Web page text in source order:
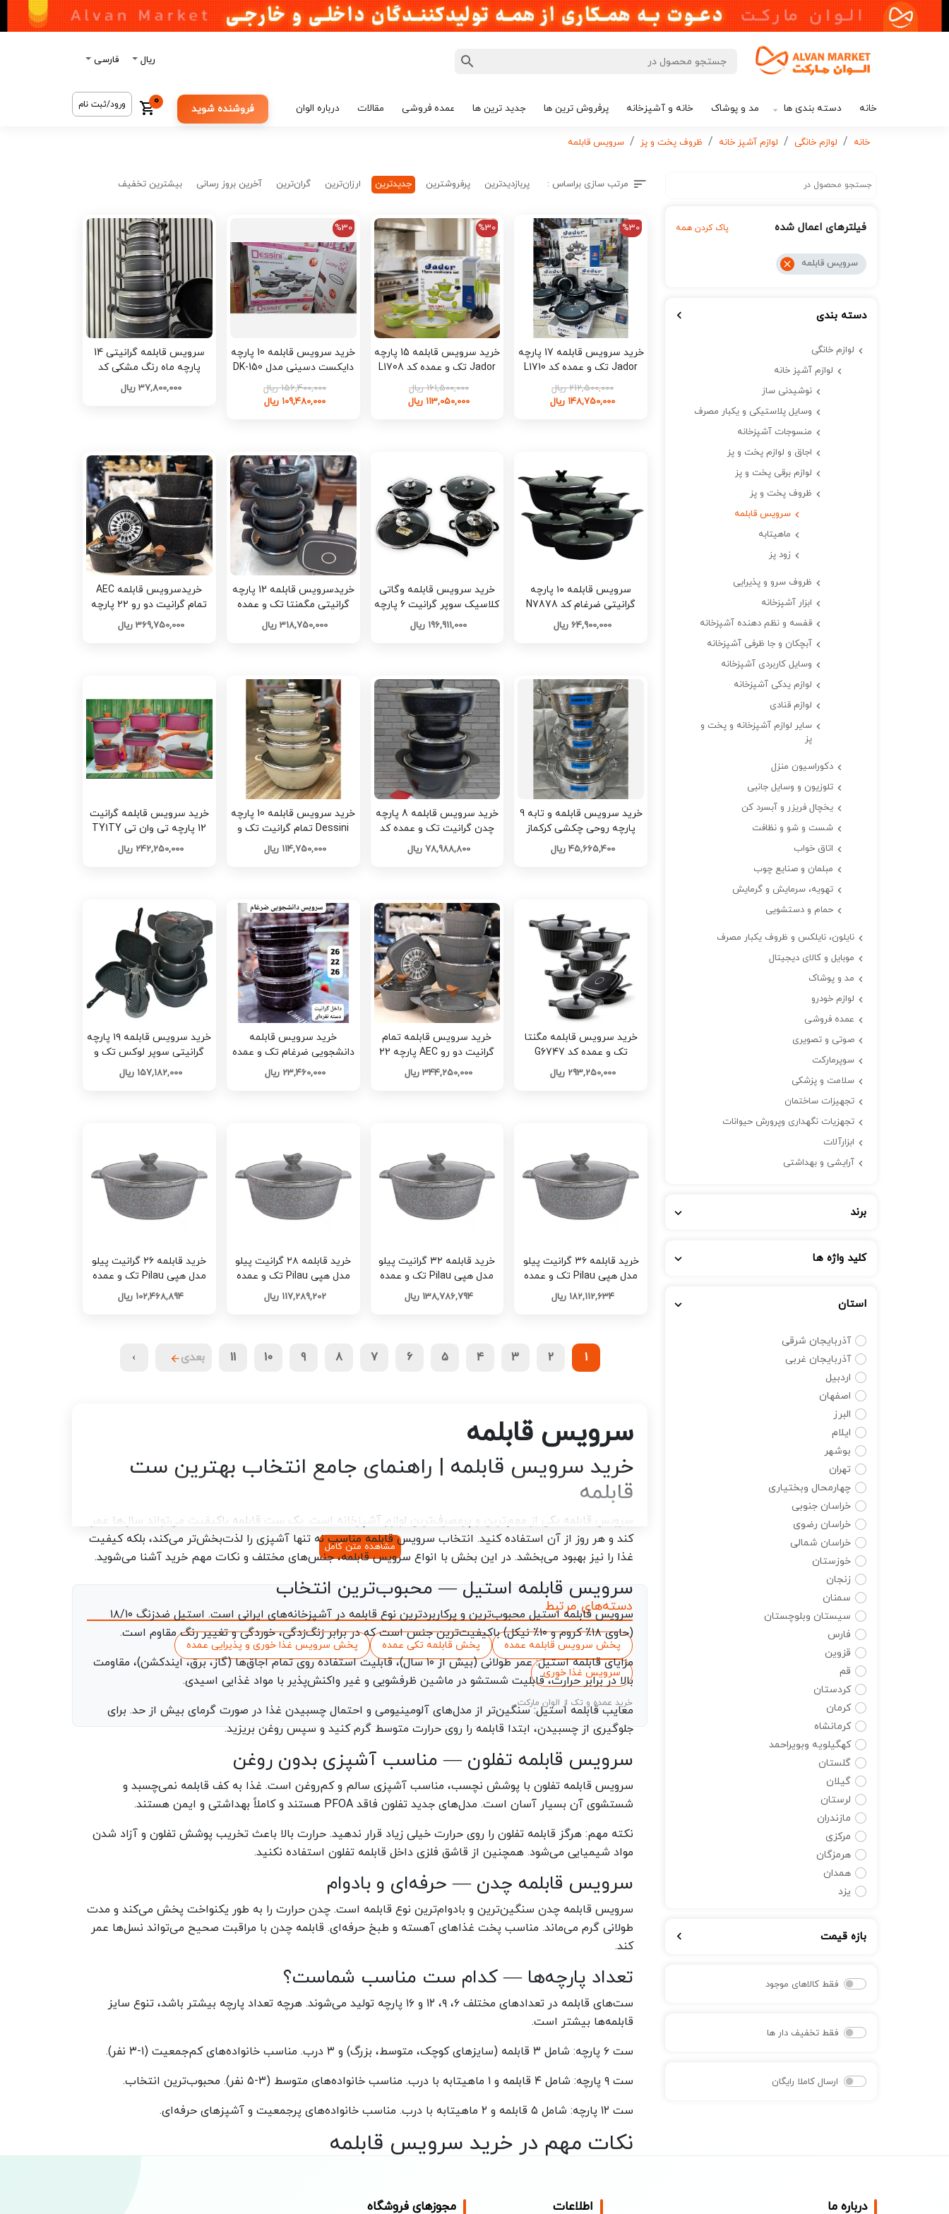
ریال فارسی
خانه دسته بندی ها مد و پوشاک خانه و آشپزخانه پرفروش ترین ها جدید ترین ها عمده فروشی مقالات درباره الوان فروشنده شوید
0 ورود/ثبت نام
خانه لوازم خانگی لوازم آشپز خانه ظروف پخت و پز سرویس قابلمه
فیلترهای اعمال شده پاک کردن همه
سرویس قابلمه
دسته بندی
لوازم خانگی
لوازم آشپز خانه
نوشیدنی ساز
وسایل پلاستیکی و یکبار مصرف
منسوجات آشپزخانه
اجاق و لوازم پخت و پز
لوازم برقی پخت و پز
ظروف پخت و پز
سرویس قابلمه
ماهیتابه
زود پز
ظروف سرو و پذیرایی
ابزار آشپزخانه
قفسه و نظم دهنده آشپزخانه
آبچکان و جا ظرفی آشپزخانه
وسایل کاربردی آشپزخانه
لوازم یدکی آشپزخانه
لوازم قنادی
سایر لوازم آشپزخانه و پخت و
پز
دکوراسیون منزل
تلوزیون و وسایل جانبی
یخچال فریزر و آبسرد کن
شست و شو و نظافت
اتاق خواب
مبلمان و صنایع چوب
تهویه، سرمایش و گرمایش
حمام و دستشویی
نایلون، نایلکس و ظروف یکبار مصرف
موبایل و کالای دیجیتال
مد و پوشاک
لوازم خودرو
عمده فروشی
صوتی و تصویری
سوپرمارکت
سلامت و پزشکی
تجهیزات ساختمان
تجهزیات نگهداری وپرورش حیوانات
ابزارآلات
آرایشی و بهداشتی
برند
کلید واژه ها
استان
آذربایجان شرقی
آذربایجان غربی
اردبیل
اصفهان
البرز
ایلام
بوشهر
تهران
چهارمحال وبختیاری
خراسان جنوبی
خراسان رضوی
خراسان شمالی
خوزستان
زنجان
سمنان
سیستان وبلوچستان
فارس
قزوین
قم
کردستان
کرمان
کرمانشاه
کهگیلویه وبویراحمد
گلستان
گیلان
لرستان
مازندران
مرکزی
هرمزگان
همدان
یزد
بازه قیمت
فقط کالاهای موجود
فقط تخفیف دار ها
ارسال کاملا رایگان
مرتب سازی براساس : پربازدیدترین پرفروشترین جدیدترین ارزان‌ترین گران‌ترین آخرین بروز رسانی بیشترین تخفیف
%30
خرید سرویس قابلمه 17 پارچه
Jador تک و عمده کد L1710
212,500,000 ریال
148,750,000 ریال
%30
خرید سرویس قابلمه 15 پارچه
Jador تک و عمده کد L1708
161,500,000 ریال
113,050,000 ریال
%30
خرید سرویس قابلمه 10 پارچه
دایکست دسینی مدل DK-150
تک و عمده کد L1700
156,400,000 ریال
109,480,000 ریال
سرویس قابلمه گرانیتی 14
پارچه ماه رنگ مشکی کد
N769
37,800,000 ریال
سرویس قابلمه ۱۰ پارچه
گرانیتی ضرغام کد N7878
64,900,000 ریال
خرید سرویس قابلمه وگاتی
کلاسیک سوپر گرانیت 6 پارچه
تک و عمده کد L1544
196,911,000 ریال
خریدسرویس قابلمه 12 پارچه
گرانیتی مگمنتا تک و عمده
کدG7015
318,750,000 ریال
خریدسرویس قابلمه AEC
تمام گرانیت دو رو ۲۲ پارچه
تک و عمده کد G7011
369,750,000 ریال
خرید سرویس قابلمه و تابه 9
پارچه روحی چکشی کرکماز
تک و عمده کد Z3645
45,665,400 ریال
خرید سرویس قابلمه 8 پارچه
چدن گرانیت تک و عمده کد
Z3627
78,988,800 ریال
خرید سرویس قابلمه 10 پارچه
Dessini تمام گرانیت تک و
عمده کد L1468
114,750,000 ریال
خرید سرویس قابلمه گرانیت
12 پارچه تی وان تی TY1TY
ترکیه تک و عمده کد G6749
242,250,000 ریال
خرید سرویس قابلمه مگنتا
تک و عمده کد G6747
293,250,000 ریال
خرید سرویس قابلمه تمام
گرانیت دو رو AEC پارچه 22
تک و عمده کد G6745
344,250,000 ریال
خرید سرویس قابلمه
دانشجویی ضرغام تک و عمده
کد G6410
23,460,000 ریال
خرید سرویس قابلمه ۱۹ پارچه
گرانیتی سوپر لوکس تک و
عمده کد G6394
157,182,000 ریال
خرید قابلمه ۳۶ گرانیت پیلو
مدل هپی Pilau تک و عمده
کد B1413
182,112,634 ریال
خرید قابلمه ۳۲ گرانیت پیلو
مدل هپی Pilau تک و عمده
کد B1411
138,786,794 ریال
خرید قابلمه ۲۸ گرانیت پیلو
مدل هپی Pilau تک و عمده
کد B1409
117,289,202 ریال
خرید قابلمه ۲۶ گرانیت پیلو
مدل هپی Pilau تک و عمده
کد B1407
102,468,894 ریال
1
2
3
4
5
6
7
8
9
10
11 بعدی ›
سرویس قابلمه
خرید سرویس قابلمه | راهنمای جامع انتخاب بهترین ست
قابلمه
سرویس قابلمه یکی از مهم‌ترین و پرمصرف‌ترین لوازم آشپزخانه است. یک ست قابلمه باکیفیت می‌تواند سال‌ها عمر
کند و هر روز از آن استفاده کنید. انتخاب سرویس قابلمه مناسب نه تنها آشپزی را لذت‌بخش‌تر می‌کند، بلکه کیفیت
غذا را نیز بهبود می‌بخشد. در این بخش با انواع سرویس قابلمه، جنس‌های مختلف و نکات مهم خرید آشنا می‌شوید.
سرویس قابلمه استیل — محبوب‌ترین انتخاب
سرویس قابلمه استیل محبوب‌ترین و پرکاربردترین نوع قابلمه در آشپزخانه‌های ایرانی است. استیل ضدزنگ ۱۸/۱۰
(حاوی ۱۸٪ کروم و ۱۰٪ نیکل) باکیفیت‌ترین جنس است که در برابر زنگ‌زدگی، خوردگی و تغییر رنگ مقاوم است.
مزایای قابلمه استیل:
عمر طولانی (بیش از ۱۰ سال)، قابلیت استفاده روی تمام اجاق‌ها (گاز، برق، ایندکشن)، مقاومت
بالا در برابر حرارت، قابلیت شستشو در ماشین ظرفشویی و غیر واکنش‌پذیر با مواد غذایی اسیدی.
معایب قابلمه استیل:سنگین‌تر از مدل‌های آلومینیومی و احتمال چسبیدن غذا در صورت گرمای بیش از حد. برای
جلوگیری از چسبیدن، ابتدا قابلمه را روی حرارت متوسط گرم کنید و سپس روغن بریزید.
سرویس قابلمه تفلون — مناسب آشپزی بدون روغن
سرویس قابلمه تفلون با پوشش نچسب، مناسب آشپزی سالم و کم‌روغن است. غذا به کف قابلمه نمی‌چسبد و
شستشوی آن بسیار آسان است. مدل‌های جدید تفلون فاقد PFOA هستند و کاملاً بهداشتی و ایمن هستند.
نکته مهم: هرگز قابلمه تفلون را روی حرارت خیلی زیاد قرار ندهید. حرارت بالا باعث تخریب پوشش تفلون و آزاد شدن
مواد شیمیایی می‌شود. همچنین از قاشق فلزی داخل قابلمه تفلون استفاده نکنید.
سرویس قابلمه چدن — حرفه‌ای و بادوام
سرویس قابلمه چدن سنگین‌ترین و بادوام‌ترین نوع قابلمه است. چدن حرارت را به طور یکنواخت پخش می‌کند و مدت
طولانی گرم می‌ماند. مناسب پخت غذاهای آهسته و طبخ حرفه‌ای. قابلمه چدن با مراقبت صحیح می‌تواند نسل‌ها عمر
کند.
تعداد پارچه‌ها — کدام ست مناسب شماست؟
ست‌های قابلمه در تعدادهای مختلف ۶، ۹، ۱۲ و ۱۶ پارچه تولید می‌شوند. هرچه تعداد پارچه بیشتر باشد، تنوع سایز
قابلمه‌ها بیشتر است.
ست ۶ پارچه:
شامل ۳ قابلمه (سایزهای کوچک، متوسط، بزرگ) و ۳ درب. مناسب خانواده‌های کم‌جمعیت (۱-۳ نفر).
ست ۹ پارچه:
شامل ۴ قابلمه و ۱ ماهیتابه با درب. مناسب خانواده‌های متوسط (۳-۵ نفر). محبوب‌ترین انتخاب.
ست ۱۲ پارچه:
شامل ۵ قابلمه و ۲ ماهیتابه با درب. مناسب خانواده‌های پرجمعیت و آشپزهای حرفه‌ای.
نکات مهم در خرید سرویس قابلمه
وضمانت اصالت
مشاهده متن کامل
دسته‌های مرتبط
پخش سرویس قابلمه عمده پخش قابلمه تکی عمده پخش سرویس غذا خوری و پذیرایی عمده
سرویس غذا خوری
خرید عمده و تک از الوان مارکت
درباره ما اطلاعات مجوزهای فروشگاه